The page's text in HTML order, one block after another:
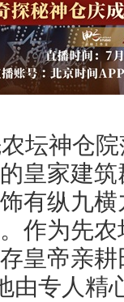
坛神仓院
皇家建
有纵九横
作为先农
皇帝亲
由专人精